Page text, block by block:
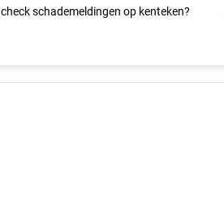
check schademeldingen op kenteken?